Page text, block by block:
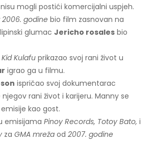
mogli postići komercijalni uspjeh.
2006. godine bio film zasnovan na
glumac Jericho rosales bio
Kid Kulafu prikazao svoj rani život u
igrao ga u filmu.
ispričao svoj dokumentarac
njegov rani život i karijeru. Manny se
emisije kao gost.
emisijama Pinoy Records, Totoy Bato, i
za GMA mreža od 2007. godine